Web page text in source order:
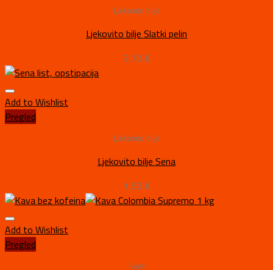
Ljekovito bilje
Ljekovito bilje Slatki pelin
3,70 €
Add to Wishlist
Pregled
Ljekovito bilje
Ljekovito bilje Sena
1,50 €
Add to Wishlist
Pregled
Kave